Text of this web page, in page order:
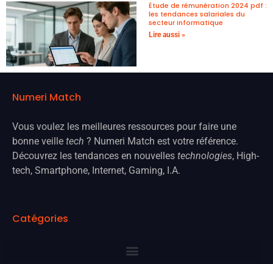
Étude de rémunération 2024 pdf :
les tendances salariales du
secteur informatique
Lire aussi »
Numeri Match
Vous voulez les meilleures ressources pour faire une
bonne veille tech ? Numeri Match est votre référence.
Découvrez les tendances en nouvelles technologies, High-
tech, Smartphone, Internet, Gaming, I.A.
Catégories